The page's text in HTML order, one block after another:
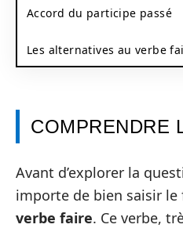
Accord du participe passé
Les alternatives au verbe
COMPRENDRE
Avant d’explorer la
importe de bien saisir
verbe faire. Ce verbe,